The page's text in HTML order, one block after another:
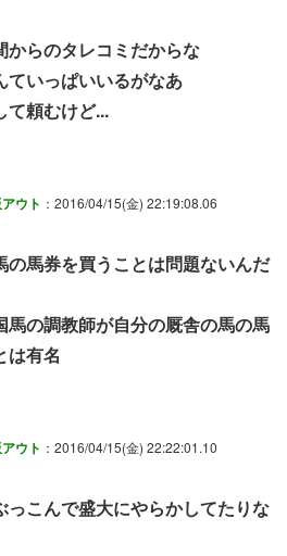
からのタレコミだからな
ていっぱいいるがなあ
て頼むけど...
ウト ：2016/04/15(金) 22:19:08.06
の馬券を買うことは問題ないんだ
馬の調教師が自分の厩舎の馬の馬
は有名
ウト ：2016/04/15(金) 22:22:01.10
っこんで盛大にやらかしてたりな